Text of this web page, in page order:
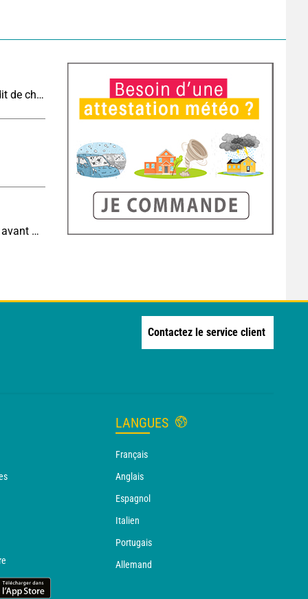
Vague de chaleur et canicule : vers un record inédit de chaleur durable en France
Météo demain : très fortes chaleurs au sud-ouest avant des orages, jusqu'à 39°C
Contactez le service client
LANGUES
Français
Anglais
Espagnol
Italien
Portugais
Allemand